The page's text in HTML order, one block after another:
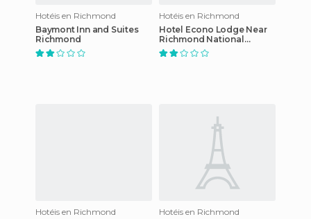
Hotéis en Richmond
Baymont Inn and Suites
Richmond
Hotéis en Richmond
Hotel Econo Lodge Near
Richmond National
Battlefield Park
Hotéis en Richmond
Hotéis en Richmond